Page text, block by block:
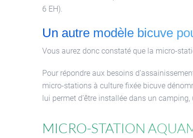
6 EH).
Un autre modèle bicuve
Vous aurez donc constaté que la micro-
Pour répondre aux besoins
micro-stations à culture fixée bicuve
lui permet d’être installée dans un camping,
Micro-station